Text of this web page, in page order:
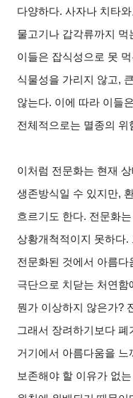
다양하다. 사자나 치타
물고기나 갑각류까지
이들은 잡식성으로 못
식물성을 가리지 않고,
않는다. 이에 따라 이들
전체적으로는 멸종의 위
이처럼 전문화는 현재
생존방식일 수 있지만,
흐르기도 한다. 전문화
상황개척적이지 못하다.
전문화된 것에서 아름
극단으로 치닫는 처연
뭔가 이상하지 않은가?
그래서 장려하기보다
거기에서 아름다움을
보존해야 할 이유가 없